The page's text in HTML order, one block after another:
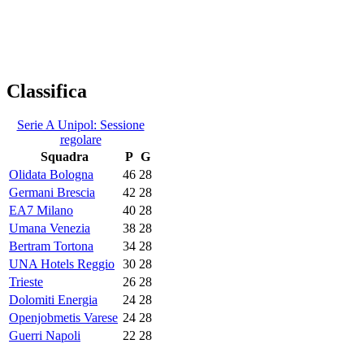
Classifica
Serie A Unipol: Sessione
regolare
Squadra
P G
Olidata Bologna
46 28
Germani Brescia
42 28
EA7 Milano
40 28
Umana Venezia
38 28
Bertram Tortona
34 28
UNA Hotels Reggio 30 28
Trieste
26 28
Dolomiti Energia
24 28
Openjobmetis Varese 24 28
Guerri Napoli
22 28